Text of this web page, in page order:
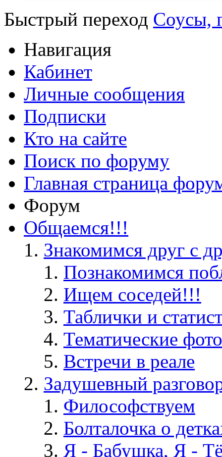
Быстрый переход Соусы,
Навигация
Кабинет
Личные сообщения
Подписки
Кто на сайте
Поиск по форуму
Главная страница
Форум
Общаемся!!!
Знакомимся друг с
Познакомимся
Ищем соседей!!!
Таблички и
Тематические фото
Встречи в реале
Задушевный
Философствуем
Болталочка о
Я - Бабушка, Я -